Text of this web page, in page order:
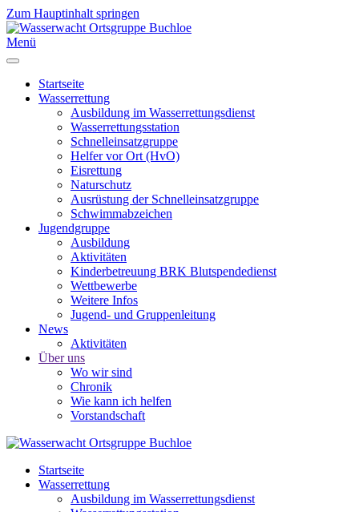
Zum Hauptinhalt springen
Menü
Startseite
Wasserrettung
Ausbildung im Wasserrettungsdienst
Wasserrettungsstation
Schnelleinsatzgruppe
Helfer vor Ort (HvO)
Eisrettung
Naturschutz
Ausrüstung der Schnelleinsatzgruppe
Schwimmabzeichen
Jugendgruppe
Ausbildung
Aktivitäten
Kinderbetreuung BRK Blutspendedienst
Wettbewerbe
Weitere Infos
Jugend- und Gruppenleitung
News
Aktivitäten
Über uns
Wo wir sind
Chronik
Wie kann ich helfen
Vorstandschaft
Startseite
Wasserrettung
Ausbildung im Wasserrettungsdienst